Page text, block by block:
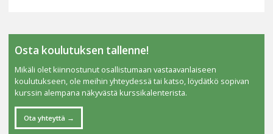
Osta koulutuksen tallenne!
Mikäli olet kiinnostunut osallistumaan vastaavanlaiseen
koulutukseen, ole meihin yhteydessä tai katso, löydätkö sopivan
kurssin alempana näkyvästä kurssikalenterista.
Ota yhteyttä